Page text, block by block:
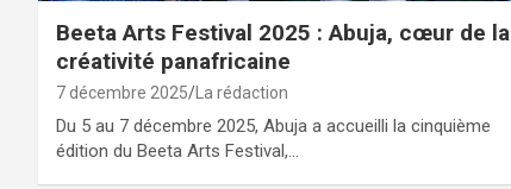
Beeta Arts Festival 2025 : Abuja, cœur de la
créativité panafricaine
7 décembre 2025 La rédaction
Du 5 au 7 décembre 2025, Abuja a accueilli la cinquième
édition du Beeta Arts Festival,…